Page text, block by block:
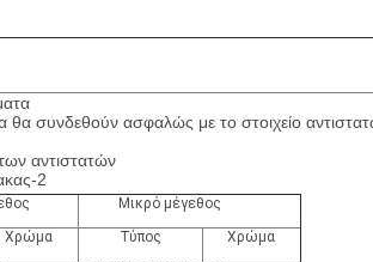
θα συνδεθούν ασφαλώς με το στοιχείο
αντιστατών
2
Μικρό μέγεθος
Χρώμα Τύπος Χρώμα